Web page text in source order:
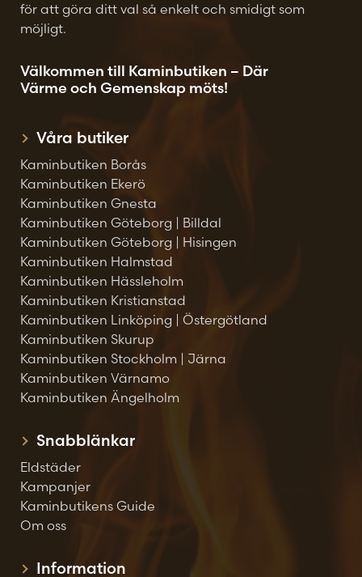
för att göra ditt val så enkelt och smidigt som
möjligt.
Välkommen till Kaminbutiken – Där
Värme och Gemenskap möts!
Våra butiker
Kaminbutiken Borås
Kaminbutiken Ekerö
Kaminbutiken Gnesta
Kaminbutiken Göteborg | Billdal
Kaminbutiken Göteborg | Hisingen
Kaminbutiken Halmstad
Kaminbutiken Hässleholm
Kaminbutiken Kristianstad
Kaminbutiken Linköping | Östergötland
Kaminbutiken Skurup
Kaminbutiken Stockholm | Järna
Kaminbutiken Värnamo
Kaminbutiken Ängelholm
Snabblänkar
Eldstäder
Kampanjer
Kaminbutikens Guide
Om oss
Information